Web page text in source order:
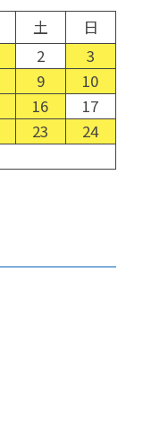
土
日
2
3
9
10
16
17
23
24